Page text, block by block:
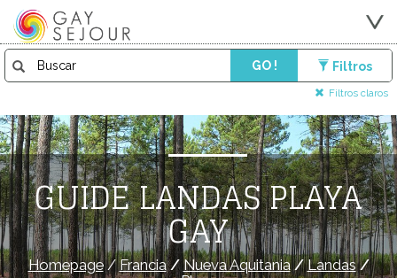
GO ! Filtros
Filtros claros
GUIDE LANDAS PLAYA
GAY
Homepage/Francia/ Nueva Aquitania/Landas/